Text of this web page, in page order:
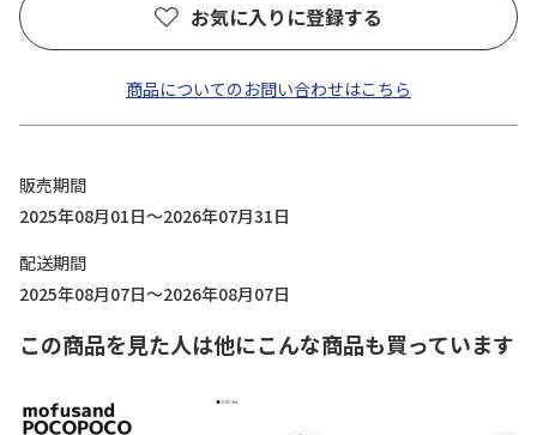
お気に入りに登録する
商品についてのお問い合わせはこちら
販売期間
2025年08月01日～2026年07月31日
配送期間
2025年08月07日～2026年08月07日
この商品を見た人は他にこんな商品も買っています